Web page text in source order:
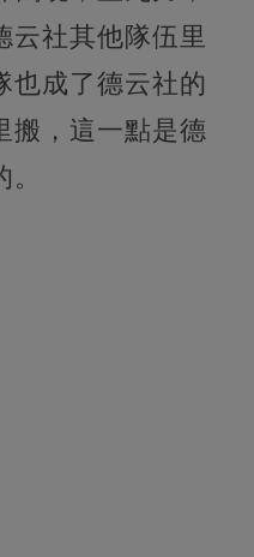
云社其他隊伍里
也成了德云社的
搬，這一點是德